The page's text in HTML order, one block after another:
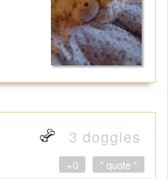
3 doggies
" quote "
+0